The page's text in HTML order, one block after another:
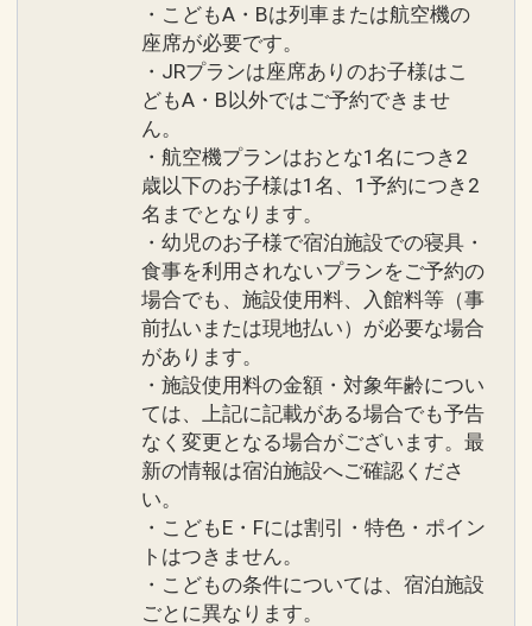
・こどもA・Bは列車または航空機の
座席が必要です。
・JRプランは座席ありのお子様はこ
どもA・B以外ではご予約できませ
ん。
・航空機プランはおとな1名につき2
歳以下のお子様は1名、1予約につき2
名までとなります。
・幼児のお子様で宿泊施設での寝具・
食事を利用されないプランをご予約の
場合でも、施設使用料、入館料等（事
前払いまたは現地払い）が必要な場合
があります。
・施設使用料の金額・対象年齢につい
ては、上記に記載がある場合でも予告
なく変更となる場合がございます。最
新の情報は宿泊施設へご確認くださ
い。
・こどもE・Fには割引・特色・ポイン
トはつきません。
・こどもの条件については、宿泊施設
ごとに異なります。